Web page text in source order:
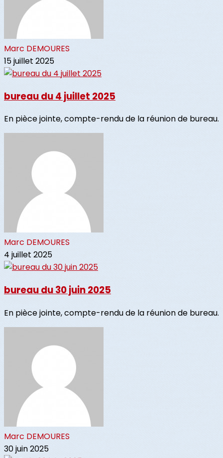
Marc DEMOURES
15 juillet 2025
bureau du 4 juillet 2025
En pièce jointe, compte-rendu de la réunion de bureau.
Marc DEMOURES
4 juillet 2025
bureau du 30 juin 2025
En pièce jointe, compte-rendu de la réunion de bureau.
Marc DEMOURES
30 juin 2025